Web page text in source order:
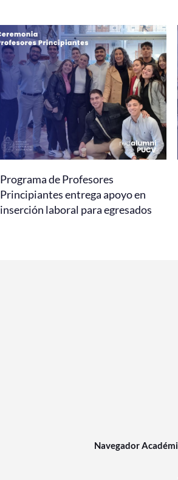
Programa de Profesores
Principiantes entrega apoyo en
inserción laboral para egresados
Navegador